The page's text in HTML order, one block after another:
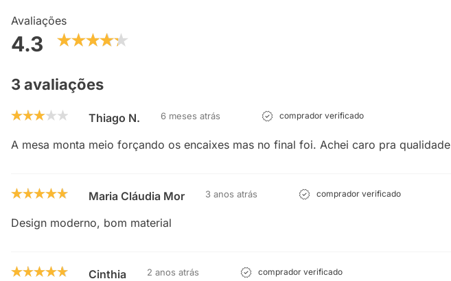
Avaliações
4.3
3 avaliações
Thiago N. 6 meses atrás comprador verificado
A mesa monta meio forçando os encaixes mas no final foi. Achei caro pra qualidade
Maria Cláudia Moreira 3 anos atrás comprador verificado
Design moderno, bom material
Cinthia 2 anos atrás comprador verificado